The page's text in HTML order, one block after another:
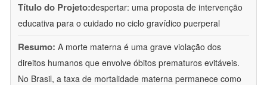
Título do Projeto:despertar: uma proposta de intervenção
educativa para o cuidado no ciclo gravídico puerperal
Resumo: A morte materna é uma grave violação dos
direitos humanos que envolve óbitos prematuros evitáveis.
No Brasil, a taxa de mortalidade materna permanece como